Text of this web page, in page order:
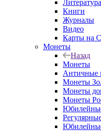
Литература
Книги
Журналы
Видео
Карты на
Монеты
Назад
Монеты
Античные
Монеты
Монеты
Монеты